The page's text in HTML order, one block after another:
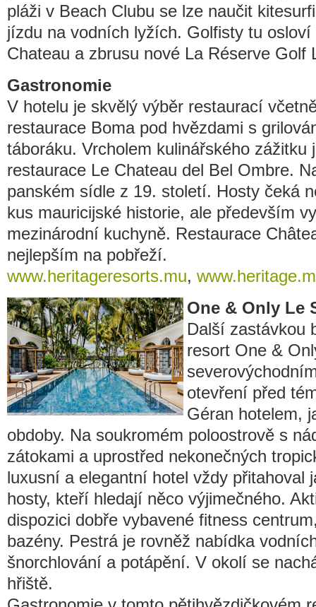
pláži v Beach Clubu se lze naučit
jízdu na vodních lyžích. Golfisty tu
Chateau a zbrusu nové La Réserve Golf
Gastronomie
V hotelu je skvělý výběr restaurací
restaurace Boma pod hvězdami s
táboráku. Vrcholem kulinářského zážitku
restaurace Le Chateau del Bel Ombre.
panském sídle z 19. století. Hosty čeká
kus mauricijské historie, ale především
mezinárodní kuchyně. Restaurace
nejlepším na pobřeží.
www.heritageresorts.mu,
One & Only Le
Další zastávkou
resort One &
otevření před
Géran hotelem,
obdoby. Na soukromém poloostrově s
zátokami a uprostřed nekonečných
luxusní a elegantní hotel vždy přitahoval
hosty, kteří hledají něco výjimečného.
dispozici dobře vybavené fitness
bazény. Pestrá je rovněž nabídka
šnorchlování a potápění. V okolí se
hřiště.